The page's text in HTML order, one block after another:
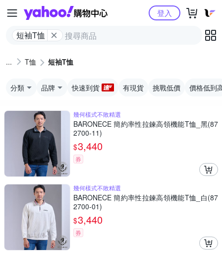
Yahoo購物中心
短袖T恤
登入
T恤 短袖T恤
分類 品牌 快速到貨 有現貨 挑戰低價 價格低到
幾何樣式不敗精選
BARONECE 簡約率性拉鍊高領機能T恤_黑(87
2700-11)
$3,440
券
幾何樣式不敗精選
BARONECE 簡約率性拉鍊高領機能T恤_白(87
2700-01)
$3,440
券